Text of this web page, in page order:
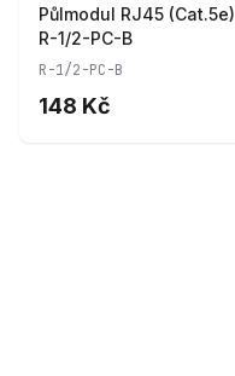
Půlmodul RJ45 (Cat.5e)
R-1/2-PC-B
R-1/2-PC-B
148 Kč